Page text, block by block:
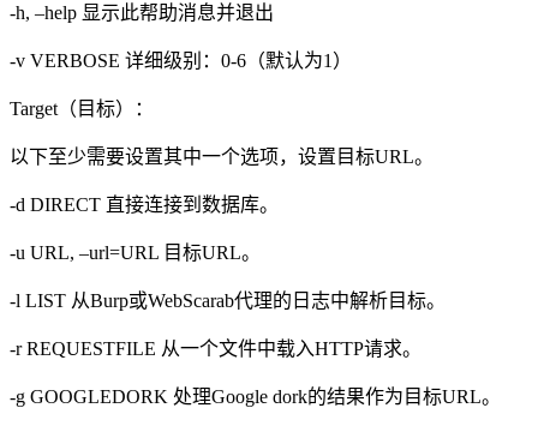
-h, –help 显示此帮助消息并退出
-v VERBOSE 详细级别：0-6（默认为1）
Target（目标）：
以下至少需要设置其中一个选项，设置目标URL。
-d DIRECT 直接连接到数据库。
-u URL, –url=URL 目标URL。
-l LIST 从Burp或WebScarab代理的日志中解析目标。
-r REQUESTFILE 从一个文件中载入HTTP请求。
-g GOOGLEDORK 处理Google dork的结果作为目标URL。